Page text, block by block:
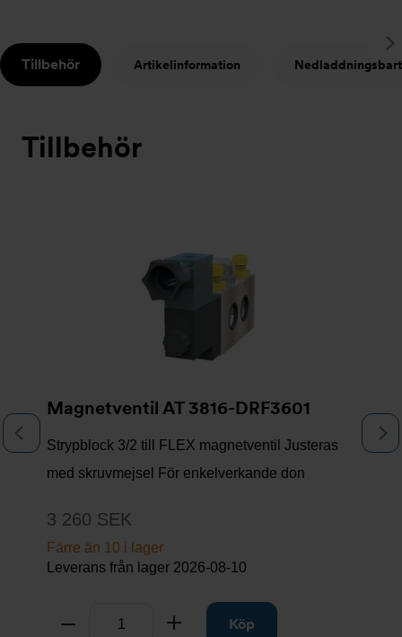
Tillbehör Artikelinformation Nedladdningsbart
Tillbehör
Magnetventil AT 3816-DRF3601
Strypblock 3/2 till FLEX magnetventil Justeras
med skruvmejsel För enkelverkande don
3 260 SEK
Färre än 10 i lager
Leverans från lager 2026-08-10
Ta bort Lägg tillKöp